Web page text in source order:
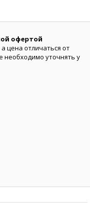
офертой
цена отличаться от
необходимо уточнять у